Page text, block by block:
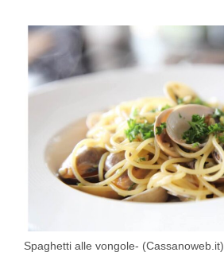
Spaghetti alle vongole- (Cassanoweb.it)